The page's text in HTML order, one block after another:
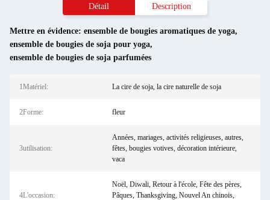
Détail Description
Mettre en évidence: ensemble de bougies aromatiques de yoga,
ensemble de bougies de soja pour yoga,
ensemble de bougies de soja parfumées
1Matériel: La cire de soja, la cire naturelle de soja
2Forme: fleur
3utilisation:
Années, mariages, activités religieuses, autres,
fêtes, bougies votives, décoration intérieure,
vaca
4L'occasion:
Noël, Diwali, Retour à l'école, Fête des pères,
Pâques, Thanksgiving, Nouvel An chinois,